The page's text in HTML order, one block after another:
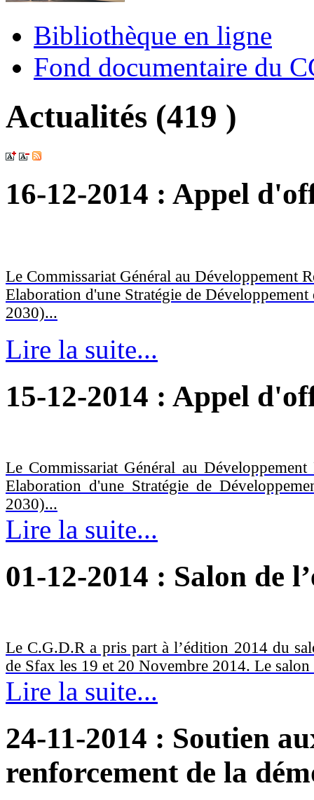
Bibliothèque en ligne
Fond documentaire du
Actualités (419 )
16-12-2014 : Appel
Le Commissariat Général au Développement
Elaboration d'une Stratégie de
2030)...
Lire la suite...
15-12-2014 : Appel
Le Commissariat Général au
Elaboration d'une Stratégie de
2030)...
Lire la suite...
01-12-2014 : Salon de
Le C.G.D.R a pris part à l’édition 2014 du
de Sfax les 19 et 20 Novembre 2014. Le
Lire la suite...
24-11-2014 : Soutien
renforcement de la